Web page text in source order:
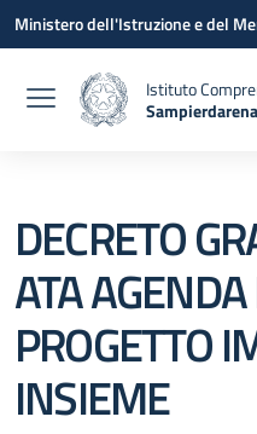
Vai ai contenuti
Vai al menu di navigazione
Vai al footer
Ministero dell'Istruzione e del
Istituto
Sampierdarena
DECRETO
ATA
PROGETTO
INSIEME